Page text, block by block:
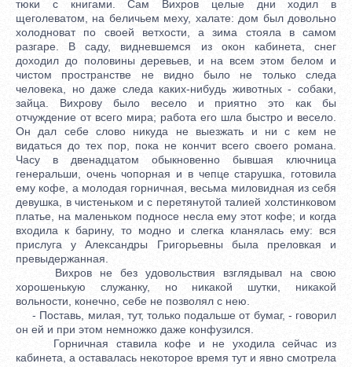
тюки с книгами. Сам Вихров целые дни ходил в
щеголеватом, на беличьем меху, халате: дом был довольно
холодноват по своей ветхости, а зима стояла в самом
разгаре. В саду, видневшемся из окон кабинета, снег
доходил до половины деревьев, и на всем этом белом и
чистом пространстве не видно было не только следа
человека, но даже следа каких-нибудь животных - собаки,
зайца. Вихрову было весело и приятно это как бы
отчуждение от всего мира; работа его шла быстро и весело.
Он дал себе слово никуда не выезжать и ни с кем не
видаться до тех пор, пока не кончит всего своего романа.
Часу в двенадцатом обыкновенно бывшая ключница
генеральши, очень чопорная и в чепце старушка, готовила
ему кофе, а молодая горничная, весьма миловидная из себя
девушка, в чистеньком и с перетянутой талией холстинковом
платье, на маленьком подносе несла ему этот кофе; и когда
входила к барину, то модно и слегка кланялась ему: вся
прислуга у Александры Григорьевны была преловкая и
превыдержанная.
Вихров не без удовольствия взглядывал на свою
хорошенькую служанку, но никакой шутки, никакой
вольности, конечно, себе не позволял с нею.
- Поставь, милая, тут, только подальше от бумаг, - говорил
он ей и при этом немножко даже конфузился.
Горничная ставила кофе и не уходила сейчас из
кабинета, а оставалась некоторое время тут и явно смотрела